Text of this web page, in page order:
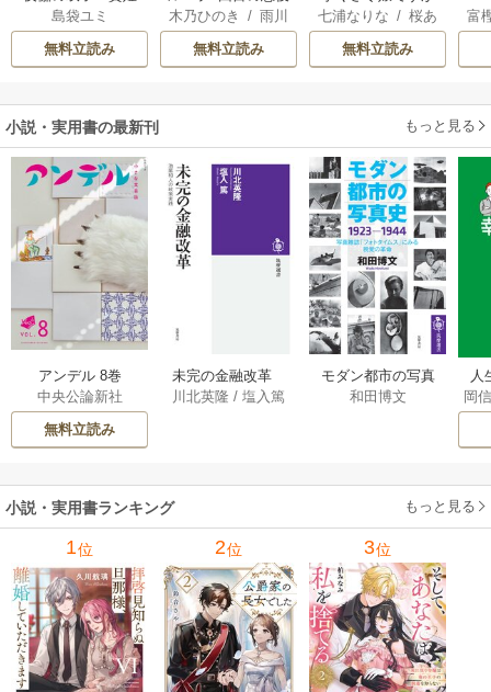
は二人の王子に愛
される―
島袋ユミ
無料立読み
令嬢は、元敵国で
自由気ままな花嫁
生活を満喫する
木乃ひのき /雨川
透子/八美☆わん
無料立読み
悪役令息を助けた
ら気に入られまし
た
七浦なりな /桜あ
げは/くろでこ
無料立読み
富
小説・実用書の最新刊 もっと見る
アンデル 8巻
中央公論新社
無料立読み
未完の金融改革
――池尾和人の政
川北英隆 /塩入篤
モダン都市の写真
史 1923－1944
和田博文
人
教
岡
小説・実用書ランキング もっと見る
1位 2位 3位